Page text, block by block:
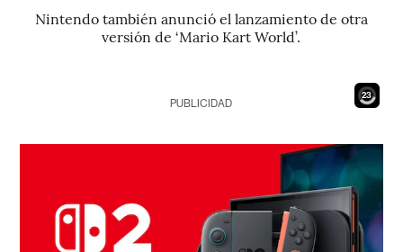
Nintendo también anunció el lanzamiento de otra
versión de ‘Mario Kart World’.
21
PUBLICIDAD